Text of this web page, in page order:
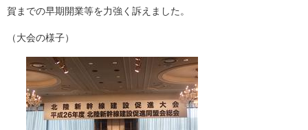
賀までの早期開業等を力強く訴えました。
（大会の様子）